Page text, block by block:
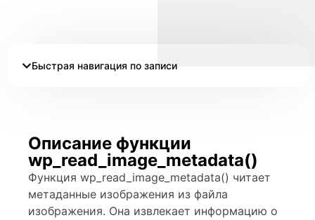
Быстрая навигация по записи
Описание функции
wp_read_image_metadata()
Функция wp_read_image_metadata() читает
метаданные изображения из файла
изображения. Она извлекает информацию о